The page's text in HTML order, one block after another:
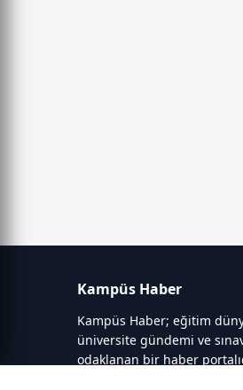
Kampüs Haber
Kampüs Haber; eğitim
üniversite gündemi ve
odaklanan bir haber